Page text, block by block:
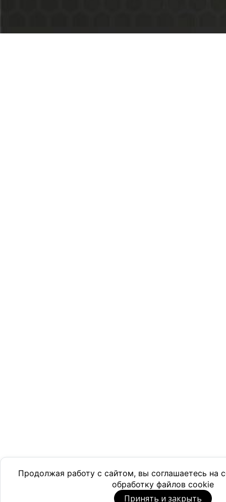
Продолжая работу с сайтом, вы соглашаетесь на
обработку файлов cookie
Принять и закрыть